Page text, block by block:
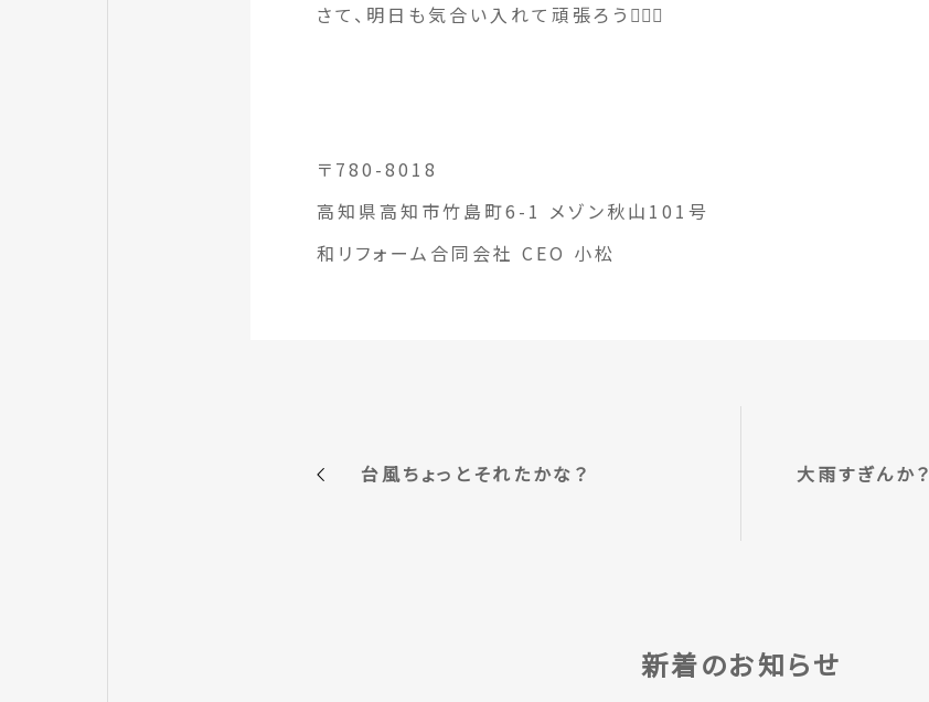
さて、明日も気合い入れて頑張ろう🙆🏼‍♂️
〒780-8018
高知県高知市竹島町6-1 メゾン秋山101号
和リフォーム合同会社 CEO 小松
台風ちょっとそれたかな？ 大雨すぎんか？
新着のお知らせ